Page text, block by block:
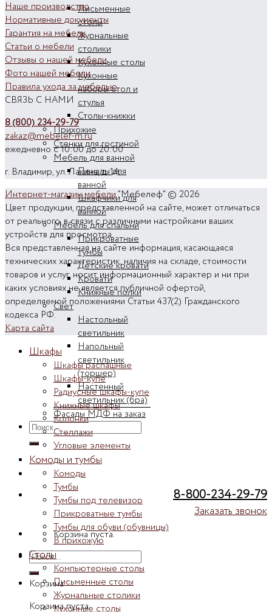
Письменные
столы
Журнальные
столики
Кухонные столы
Кухонные
наборы стол и
стулья
Столы-книжки
Прихожие
Стенки для гостиной
Мебель для ванной
Пеналы для
ванной
Шкафчики для
ванной
Мебель для спальни
Прикроватные
тумбы
Детские кровати
Кровати
Книжные полки
Свет
Настольный
светильник
Напольный
светильник
(торшер)
Настенный
светильник (бра)
Фасады МДФ на заказ
Искать:
8-800-234-29-79
Заказать звонок
Корзина пуста.
Искать:
Корзина
Корзина пуста.
Наше производство
Нормативные документы
Гарантия на мебель
Статьи о мебели
Отзывы о нашей мебели
Фото нашей мебели
Правила ухода за мебелью
СВЯЗЬ С НАМИ
8 (800) 234-29-79
zakaz@mebelef-m.ru
ежедневно с 10:00 до 20:00
г. Владимир, ул. Лакина, д. 1А
Интернет-магазин мебели"Мебелеф" © 2026
Цвет продукции, представленной на сайте, может отличаться
от реального, в связи с различными настройками ваших
устройств для просмотра.
Вся представленная на сайте информация, касающаяся
технических характеристик, наличия на складе, стоимости
товаров и услуг, носит информационный характер и ни при
каких условиях не является публичной офертой,
определяемой положениями Статьи 437(2) Гражданского
кодекса РФ.
Карта сайта
Шкафы
Шкафы распашные
Шкафы-купе
Радиусные шкафы-купе
Книжные шкафы
Колонки
Стеллажи
Угловые элементы
Комоды и тумбы
Комоды
Тумбы
Тумбы под телевизор
Прикроватные тумбы
Тумбы для обуви (обувницы)
В прихожую
Столы
Компьютерные столы
Письменные столы
Журнальные столики
Кухонные столы